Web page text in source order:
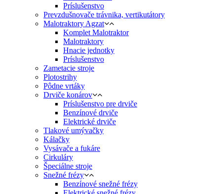
Príslušenstvo
Prevzdušnovače trávnika, vertikutátory
Malotraktory Agzat
Komplet Malotraktor
Malotraktory
Hnacie jednotky
Príslušenstvo
Zametacie stroje
Plotostrihy
Pôdne vrtáky
Drviče konárov
Príslušenstvo pre drviče
Benzínové drviče
Elektrické drviče
Tlakové umývačky
Kálačky
Vysávače a fukáre
Cirkuláry
Špeciálne stroje
Snežné frézy
Benzínové snežné frézy